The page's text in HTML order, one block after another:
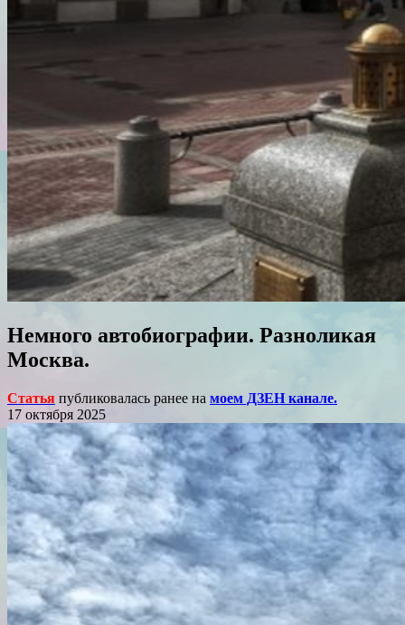
Немного автобиографии. Разноликая
Москва.
Статья публиковалась ранее на моем ДЗЕН канале.
17 октября 2025